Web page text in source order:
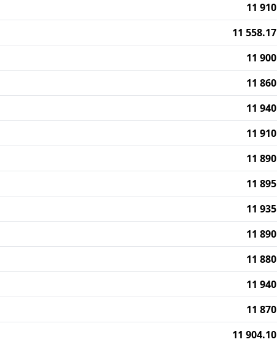
11 910
11 558.17
11 900
11 860
11 940
11 910
11 890
11 895
11 935
11 890
11 880
11 940
11 870
11 904.10